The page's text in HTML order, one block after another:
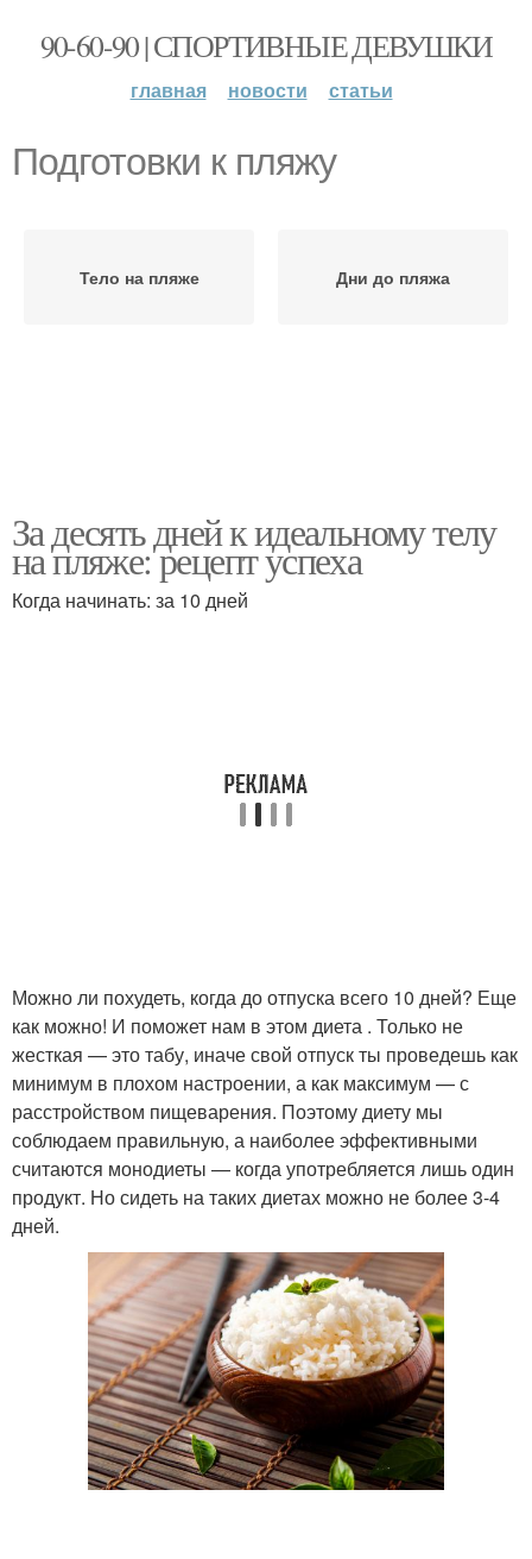
90-60-90 | СПОРТИВНЫЕ ДЕВУШКИ
главная новости статьи
Подготовки к пляжу
Тело на пляже Дни до пляжа
За десять дней к идеальному телу
на пляже: рецепт успеха
Когда начинать: за 10 дней
Можно ли похудеть, когда до отпуска всего 10 дней? Еще
как можно! И поможет нам в этом диета . Только не
жесткая — это табу, иначе свой отпуск ты проведешь как
минимум в плохом настроении, а как максимум — с
расстройством пищеварения. Поэтому диету мы
соблюдаем правильную, а наиболее эффективными
считаются монодиеты — когда употребляется лишь один
продукт. Но сидеть на таких диетах можно не более 3-4
дней.